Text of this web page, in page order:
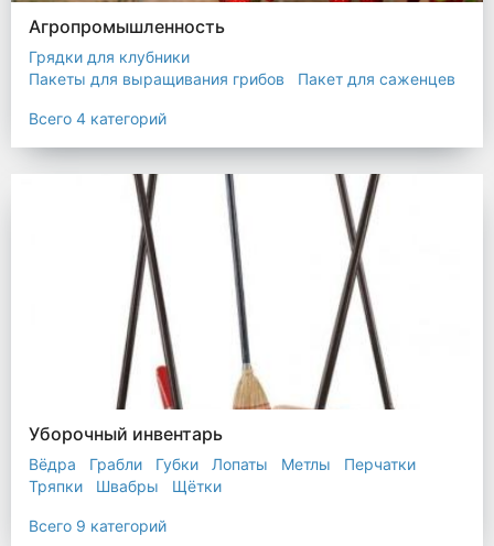
Агропромышленность
Грядки для клубники
Пакеты для выращивания грибов
Пакет для саженцев
Всего 4 категорий
Уборочный инвентарь
Вёдра Грабли Губки Лопаты Метлы
Перчатки
Тряпки
Швабры Щётки
Всего 9 категорий